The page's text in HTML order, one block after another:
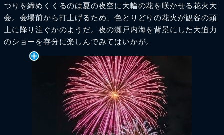
つりを締めくくるのは夏の夜空に大輪の花を咲かせる花火大
会。会場前から打上げるため、色とりどりの花火が観客の頭
上に降り注ぐかのようだ。夜の瀬戸内海を背景にした大迫力
のショーを存分に楽しんでみてはいかが。